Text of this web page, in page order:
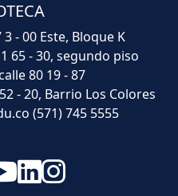
- 00 Este, Bloque K
65 - 30, segundo piso
80 19 - 87
- 20, Barrio Los Colores
(571) 745 5555